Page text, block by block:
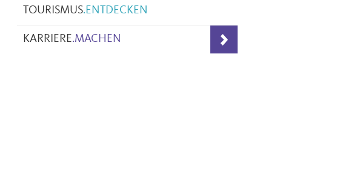
TOURISMUS.ENTDECKEN
KARRIERE.MACHEN